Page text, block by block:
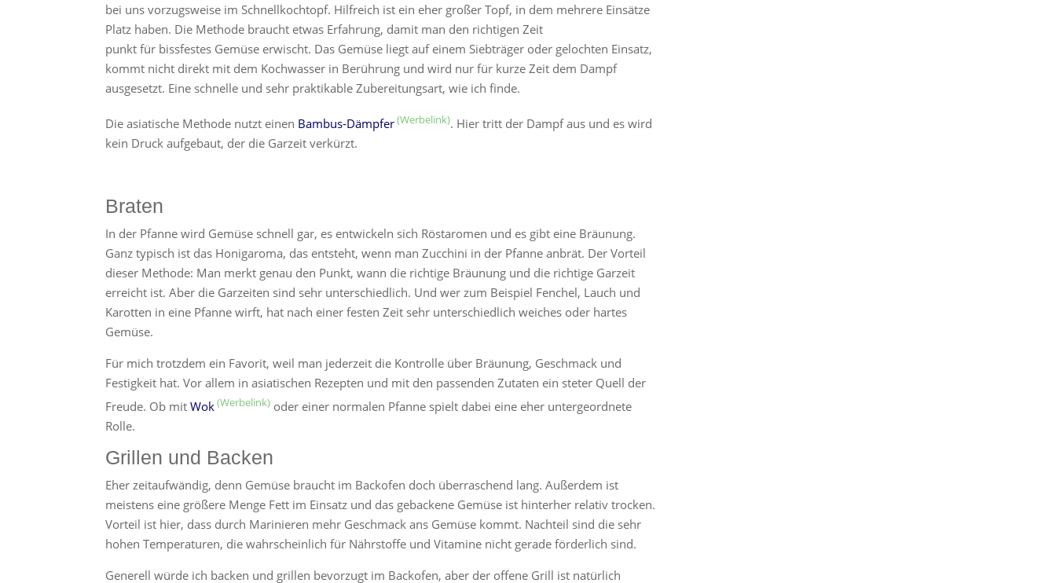
bei uns vorzugsweise im Schnellkochtopf. Hilfreich ist ein eher großer Topf, in dem mehrere Einsätze
Platz haben. Die Methode braucht etwas Erfahrung, damit man den richtigen Zeit
punkt für bissfestes Gemüse erwischt. Das Gemüse liegt auf einem Siebträger oder gelochten Einsatz,
kommt nicht direkt mit dem Kochwasser in Berührung und wird nur für kurze Zeit dem Dampf
ausgesetzt. Eine schnelle und sehr praktikable Zubereitungsart, wie ich finde.
Die asiatische Methode nutzt einen Bambus-Dämpfer
. Hier tritt der Dampf aus und es wird
kein Druck aufgebaut, der die Garzeit verkürzt.
Braten
In der Pfanne wird Gemüse schnell gar, es entwickeln sich Röstaromen und es gibt eine Bräunung.
Ganz typisch ist das Honigaroma, das entsteht, wenn man Zucchini in der Pfanne anbrät. Der Vorteil
dieser Methode: Man merkt genau den Punkt, wann die richtige Bräunung und die richtige Garzeit
erreicht ist. Aber die Garzeiten sind sehr unterschiedlich. Und wer zum Beispiel Fenchel, Lauch und
Karotten in eine Pfanne wirft, hat nach einer festen Zeit sehr unterschiedlich weiches oder hartes
Gemüse.
Für mich trotzdem ein Favorit, weil man jederzeit die Kontrolle über Bräunung, Geschmack und
Festigkeit hat. Vor allem in asiatischen Rezepten und mit den passenden Zutaten ein steter Quell der
Freude. Ob mitWok
oder einer normalen Pfanne spielt dabei eine eher untergeordnete
Rolle.
Grillen und Backen
Eher zeitaufwändig, denn Gemüse braucht im Backofen doch überraschend lang. Außerdem ist
meistens eine größere Menge Fett im Einsatz und das gebackene Gemüse ist hinterher relativ trocken.
Vorteil ist hier, dass durch Marinieren mehr Geschmack ans Gemüse kommt. Nachteil sind die sehr
hohen Temperaturen, die wahrscheinlich für Nährstoffe und Vitamine nicht gerade förderlich sind.
Generell würde ich backen und grillen bevorzugt im Backofen, aber der offene Grill ist natürlich